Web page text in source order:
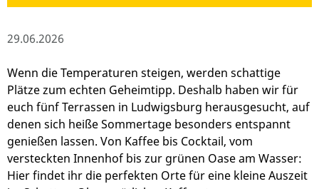
29.06.2026
Wenn die Temperaturen steigen, werden schattige
Plätze zum echten Geheimtipp. Deshalb haben wir für
euch fünf Terrassen in Ludwigsburg herausgesucht, auf
denen sich heiße Sommertage besonders entspannt
genießen lassen. Von Kaffee bis Cocktail, vom
versteckten Innenhof bis zur grünen Oase am Wasser:
Hier findet ihr die perfekten Orte für eine kleine Auszeit